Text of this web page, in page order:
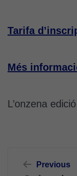
Tarifa
Més
L’onzena
Previous